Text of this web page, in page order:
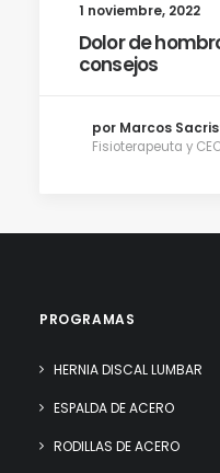
1 noviembre, 2022
Dolor de
consejos
por Marcos
Fisioterapeuta y
PROGRAMAS
HERNIA DISCAL LUMBAR
ESPALDA DE ACERO
RODILLAS DE ACERO